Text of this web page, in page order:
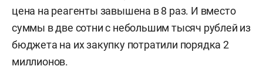
цена на реагенты завышена в 8 раз. И вместо
суммы в две сотни с небольшим тысяч рублей из
бюджета на их закупку потратили порядка 2
миллионов.